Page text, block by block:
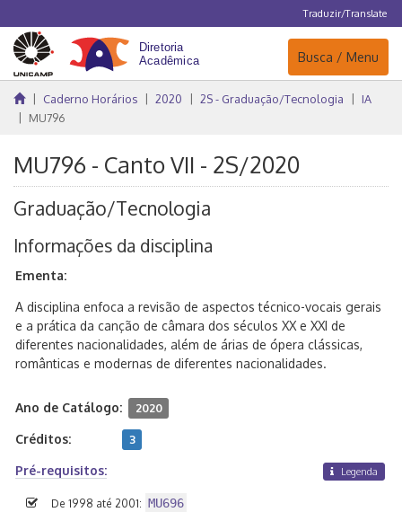
Traduzir/Translate
Navegação
Busca / Menu
Caderno Horários 2020 2S - Graduação/Tecnologia
IA
MU796
MU796 - Canto VII - 2S/2020
Graduação/Tecnologia
Informações da disciplina
Ementa:
A disciplina enfoca a revisão de aspectos técnico-vocais gerais
e a prática da canção de câmara dos séculos XX e XXI de
diferentes nacionalidades, além de árias de ópera clássicas,
românticas e modernas de diferentes nacionalidades.
Ano de Catálogo: 2020
Créditos: 3
Pré-requisitos: Legenda
De 1998 até 2001: MU696